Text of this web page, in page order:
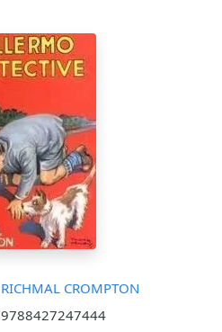
RICHMAL CROMPTON
9788427247444